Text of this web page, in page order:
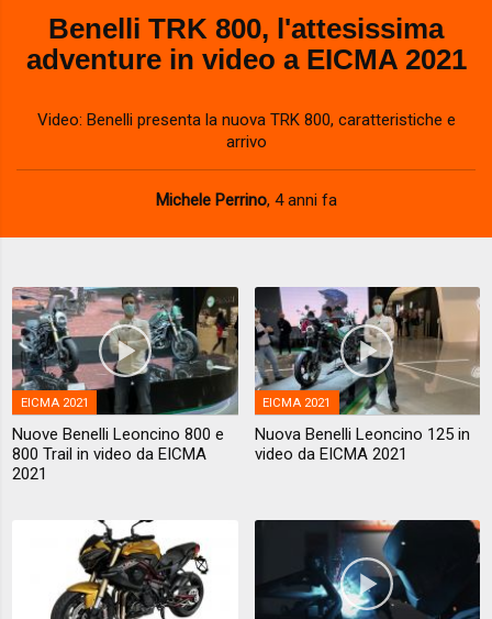
Benelli TRK 800, l'attesissima
adventure in video a EICMA 2021
Video: Benelli presenta la nuova TRK 800, caratteristiche e
arrivo
Michele Perrino, 4 anni fa
EICMA 2021
Nuove Benelli Leoncino 800 e
800 Trail in video da EICMA
2021
EICMA 2021
Nuova Benelli Leoncino 125 in
video da EICMA 2021